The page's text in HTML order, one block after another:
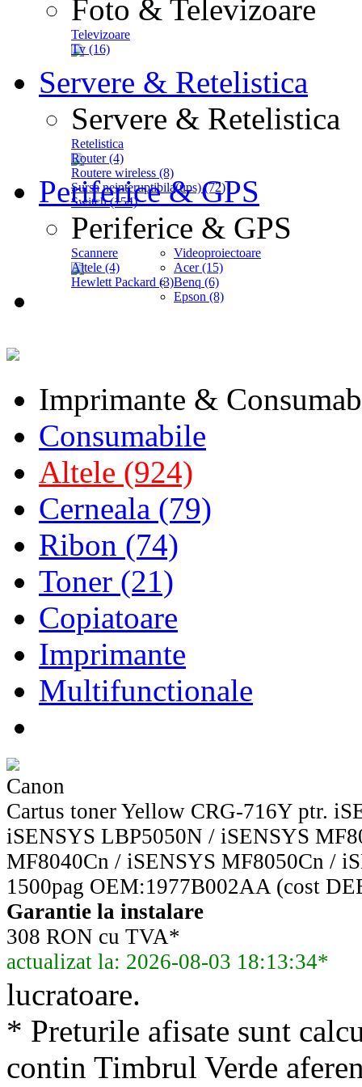
Foto & Televizoare
Televizoare
Tv (16)
Servere & Retelistica
Servere & Retelistica
Retelistica
Router (4)
Routere wireless (8)
Sursa neinteruptibila(ups) (72)
Switch (154)
Periferice & GPS
Periferice & GPS
Scannere
Altele (4)
Hewlett Packard (3)
Videoproiectoare
Acer (15)
Benq (6)
Epson (8)
Imprimante &
Consumabile
Altele (924)
Cerneala (79)
Ribon (74)
Toner (21)
Copiatoare
Imprimante
Multifunctionale
Canon
Cartus toner Yellow CRG-716Y ptr.
iSENSYS LBP5050N / iSENSYS
MF8040Cn / iSENSYS MF8050Cn /
1500pag OEM:1977B002AA (cost
Garantie la instalare
308 RON cu TVA*
actualizat la: 2026-08-03 18:13:34*
lucratoare.
* Preturile afisate sunt
contin Timbrul Verde